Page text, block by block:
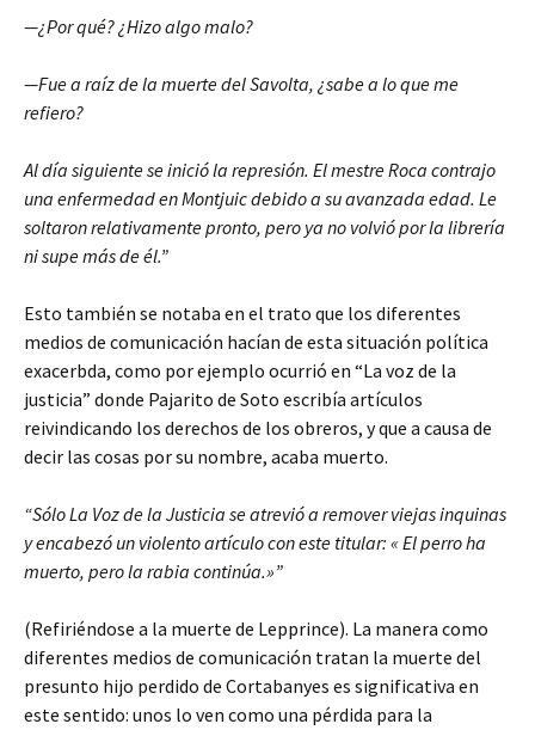
—¿Por qué? ¿Hizo algo malo?
—Fue a raíz de la muerte del Savolta, ¿sabe a lo que me
refiero?
Al día siguiente se inició la represión. El mestre Roca contrajo
una enfermedad en Montjuic debido a su avanzada edad. Le
soltaron relativamente pronto, pero ya no volvió por la librería
ni supe más de él.”
Esto también se notaba en el trato que los diferentes
medios de comunicación hacían de esta situación política
exacerbda, como por ejemplo ocurrió en “La voz de la
justicia” donde Pajarito de Soto escribía artículos
reivindicando los derechos de los obreros, y que a causa de
decir las cosas por su nombre, acaba muerto.
“Sólo La Voz de la Justicia se atrevió a remover viejas inquinas
y encabezó un violento artículo con este titular: « El perro ha
muerto, pero la rabia continúa.»”
(Refiriéndose a la muerte de Lepprince). La manera como
diferentes medios de comunicación tratan la muerte del
presunto hijo perdido de Cortabanyes es significativa en
este sentido: unos lo ven como una pérdida para la